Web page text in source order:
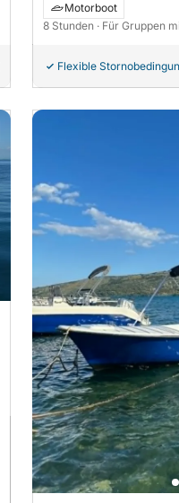
Motorboot
8 Stunden · Für Gruppen
Flexible